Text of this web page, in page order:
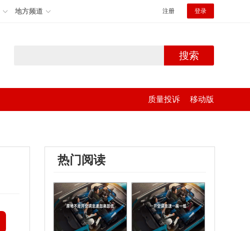
地方频道 注册 登录
搜索
质量投诉 移动版
热门阅读